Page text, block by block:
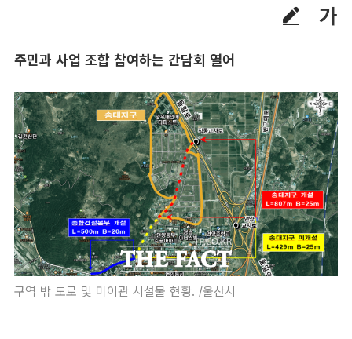
주민과 사업 조합 참여하는 간담회 열어
구역 밖 도로 및 미이관 시설물 현황. /울산시